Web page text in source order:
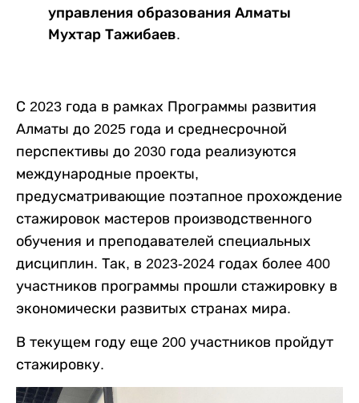
управления образования Алматы
Мухтар Тажибаев.
С 2023 года в рамках Программы развития
Алматы до 2025 года и среднесрочной
перспективы до 2030 года реализуются
международные проекты,
предусматривающие поэтапное прохождение
стажировок мастеров производственного
обучения и преподавателей специальных
дисциплин. Так, в 2023-2024 годах более 400
участников программы прошли стажировку в
экономически развитых странах мира.
В текущем году еще 200 участников пройдут
стажировку.